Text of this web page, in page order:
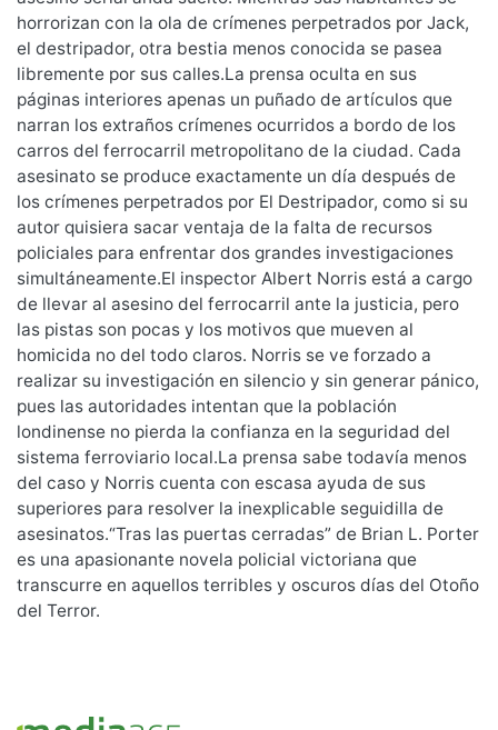
horrorizan con la ola de crímenes perpetrados por Jack,
el destripador, otra bestia menos conocida se pasea
libremente por sus calles.La prensa oculta en sus
páginas interiores apenas un puñado de artículos que
narran los extraños crímenes ocurridos a bordo de los
carros del ferrocarril metropolitano de la ciudad. Cada
asesinato se produce exactamente un día después de
los crímenes perpetrados por El Destripador, como si su
autor quisiera sacar ventaja de la falta de recursos
policiales para enfrentar dos grandes investigaciones
simultáneamente.El inspector Albert Norris está a cargo
de llevar al asesino del ferrocarril ante la justicia, pero
las pistas son pocas y los motivos que mueven al
homicida no del todo claros. Norris se ve forzado a
realizar su investigación en silencio y sin generar pánico,
pues las autoridades intentan que la población
londinense no pierda la confianza en la seguridad del
sistema ferroviario local.La prensa sabe todavía menos
del caso y Norris cuenta con escasa ayuda de sus
superiores para resolver la inexplicable seguidilla de
asesinatos.“Tras las puertas cerradas” de Brian L. Porter
es una apasionante novela policial victoriana que
transcurre en aquellos terribles y oscuros días del Otoño
del Terror.